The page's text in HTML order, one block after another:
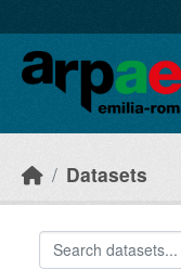
Datasets